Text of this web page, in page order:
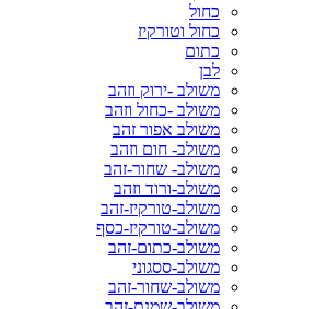
כחול
כחול וטורקיז
כתום
לבן
משולב -ירוק וזהב
משולב -כחול וזהב
משולב אפור זהב
משולב- חום וזהב
משולב- שחור-זהב
משולב-ורוד וזהב
משולב-טורקיז-זהב
משולב-טורקיז-כסף
משולב-כתום-זהב
משולב-ססגוני
משולב-שחור-זהב